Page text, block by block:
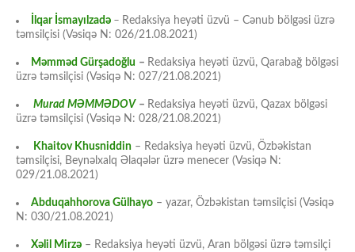
İlqar İsmayılzadə – Redaksiya heyəti üzvü – Cənub bölgəsi üzrə
təmsilçisi (Vəsiqə N: 026/21.08.2021)
Məmməd Gürşadoğlu – Redaksiya heyəti üzvü, Qarabağ bölgəsi
üzrə təmsilçisi (Vəsiqə N: 027/21.08.2021)
Murad MƏMMƏDOV – Redaksiya heyəti üzvü, Qazax bölgəsi
üzrə təmsilçisi (Vəsiqə N: 028/21.08.2021)
Khaitov Khusniddin – Redaksiya heyəti üzvü, Özbəkistan
təmsilçisi, Beynəlxalq Əlaqələr üzrə menecer (Vəsiqə N:
029/21.08.2021)
Abduqahhorova Gülhayo – yazar, Özbəkistan təmsilçisi (Vəsiqə
N: 030/21.08.2021)
Xəlil Mirzə – Redaksiya heyəti üzvü, Aran bölgəsi üzrə təmsilçi